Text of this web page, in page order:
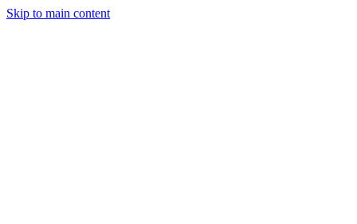
Skip to main content